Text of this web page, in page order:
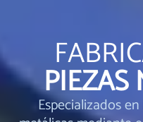
PIEZAS
Especializados